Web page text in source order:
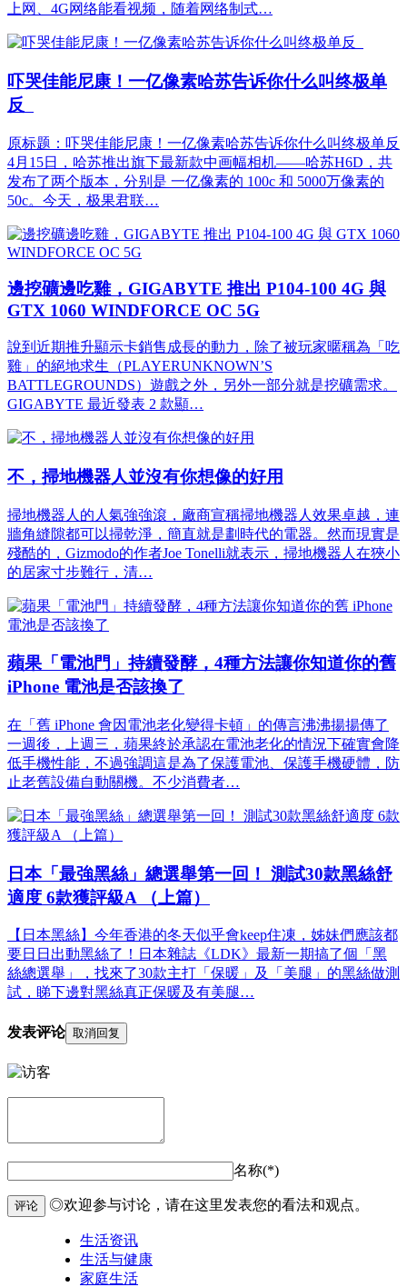
上网、4G网络能看视频，随着网络制式…
吓哭佳能尼康！一亿像素哈苏告诉你什么叫终极单
反
原标题：吓哭佳能尼康！一亿像素哈苏告诉你什么叫终极单反
4月15日，哈苏推出旗下最新款中画幅相机——哈苏H6D，共
发布了两个版本，分别是 一亿像素的 100c 和 5000万像素的
50c。今天，极果君联…
邊挖礦邊吃雞，GIGABYTE 推出 P104-100 4G 與
GTX 1060 WINDFORCE OC 5G
說到近期推升顯示卡銷售成長的動力，除了被玩家暱稱為「吃
雞」的絕地求生（PLAYERUNKNOWN’S
BATTLEGROUNDS）遊戲之外，另外一部分就是挖礦需求。
GIGABYTE 最近發表 2 款顯…
不，掃地機器人並沒有你想像的好用
掃地機器人的人氣強強滾，廠商宣稱掃地機器人效果卓越，連
牆角縫隙都可以掃乾淨，簡直就是劃時代的電器。然而現實是
殘酷的，Gizmodo的作者Joe Tonelli就表示，掃地機器人在狹小
的居家寸步難行，清…
蘋果「電池門」持續發酵，4種方法讓你知道你的舊
iPhone 電池是否該換了
在「舊 iPhone 會因電池老化變得卡頓」的傳言沸沸揚揚傳了
一週後，上週三，蘋果終於承認在電池老化的情況下確實會降
低手機性能，不過強調這是為了保護電池、保護手機硬體，防
止老舊設備自動關機。不少消費者…
日本「最強黑絲」總選舉第一回！ 測試30款黑絲舒
適度 6款獲評級A （上篇）
【日本黑絲】今年香港的冬天似乎會keep住凍，姊妹們應該都
要日日出動黑絲了！日本雜誌《LDK》最新一期搞了個「黑
絲總選舉」，找來了30款主打「保暖」及「美腿」的黑絲做測
試，睇下邊對黑絲真正保暖及有美腿…
发表评论 取消回复
名称(*)
评论 ◎欢迎参与讨论，请在这里发表您的看法和观点。
生活资讯
生活与健康
家庭生活